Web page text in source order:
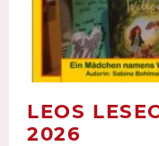
LEOS
2026